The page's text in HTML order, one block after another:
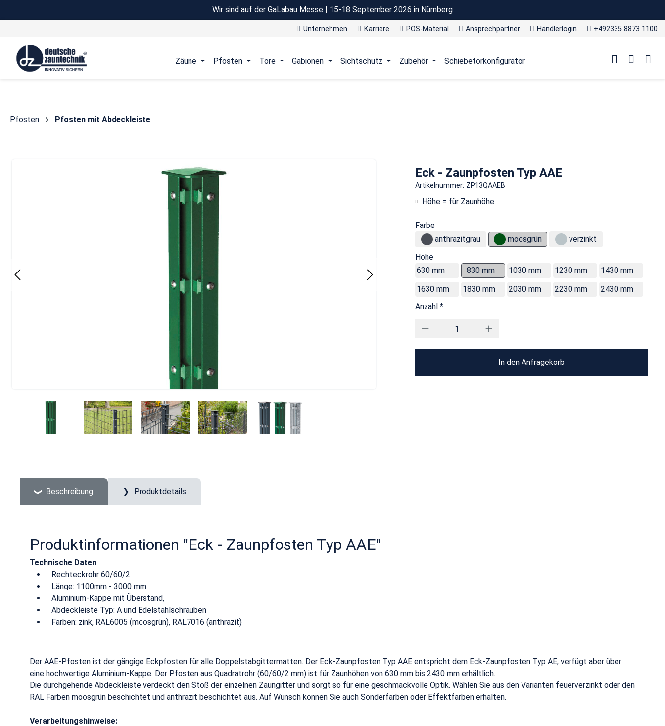
Wir sind auf der GaLabau Messe | 15-18 September 2026 in Nürnberg
Unternehmen Karriere POS-Material Ansprechpartner Händlerlogin +492335 8873 1100
Zäune Pfosten Tore Gabionen Sichtschutz Zubehör Schiebetorkonfigurator
Pfosten Pfosten mit Abdeckleiste
Eck - Zaunpfosten Typ AAE
Artikelnummer: ZP13QAAEB
Höhe = für Zaunhöhe
Farbe
anthrazitgrau
moosgrün
verzinkt
Höhe
630 mm
830 mm 1030 mm 1230 mm
1430 mm
1630 mm
1830 mm 2030 mm 2230 mm
2430 mm
Anzahl *
In den Anfragekorb
Beschreibung Produktdetails
Produktinformationen "Eck - Zaunpfosten Typ AAE"
Technische Daten
Rechteckrohr 60/60/2
Länge: 1100mm - 3000 mm
Aluminium-Kappe mit Überstand,
Abdeckleiste Typ: A und Edelstahlschrauben
Farben: zink, RAL6005 (moosgrün), RAL7016 (anthrazit)
Der AAE-Pfosten ist der gängige Eckpfosten für alle Doppelstabgittermatten. Der Eck-Zaunpfosten Typ AAE entspricht dem Eck-Zaunpfosten Typ AE, verfügt aber über
eine hochwertige Aluminium-Kappe. Der Pfosten aus Quadratrohr (60/60/2 mm) ist für Zaunhöhen von 630 mm bis 2430 mm erhältlich.
Die durchgehende Abdeckleiste verdeckt den Stoß der einzelnen Zaungitter und sorgt so für eine geschmackvolle Optik. Wählen Sie aus den Varianten feuerverzinkt oder den
RAL Farben moosgrün beschichtet und anthrazit beschichtet aus. Auf Wunsch können Sie auch Sonderfarben oder Effektfarben erhalten.
Verarbeitungshinweise: